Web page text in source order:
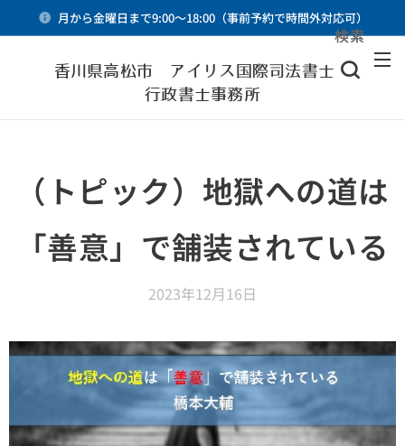
月から金曜日まで9:00～18:00（事前予約で時間外対応可）
香川県高松市 アイリス国際司法書士・
行政書士事務所
検索
（トピック）地獄への道は
「善意」で舗装されている
2023年12月16日